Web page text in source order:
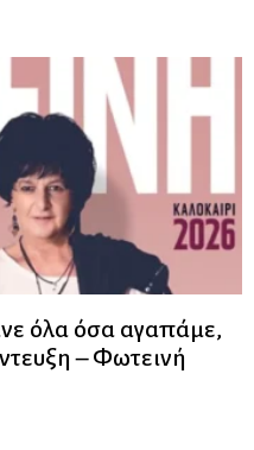
όλα όσα αγαπάμε,
– Φωτεινή